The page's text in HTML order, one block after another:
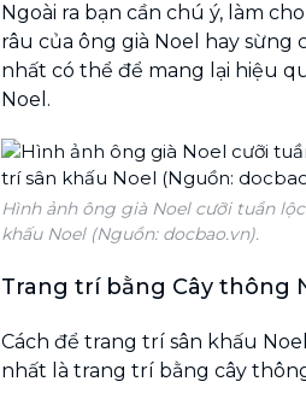
Ngoài ra bạn cần chú ý, làm
râu của ông già Noel hay
nhất có thể để mang lại hiệu
Noel.
Hình ảnh ông già Noel cưỡi tuần
khấu Noel (Nguồn: docbao.vn).
Trang trí bằng Cây thông
Cách để trang trí sân khấu
nhất là trang trí bằng cây